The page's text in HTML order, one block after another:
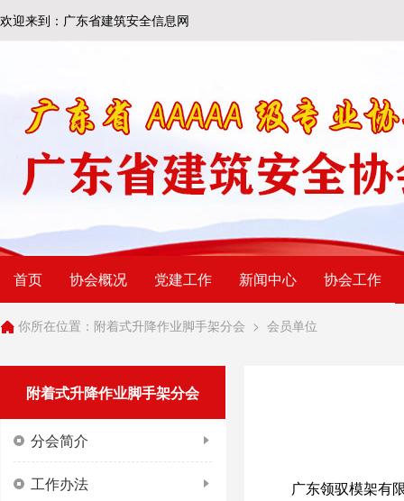
欢迎来到：广东省建筑安全信息网
首页 协会概况 党建工作 新闻中心 协会工作
你所在位置： 附着式升降作业脚手架分会 > 会员单位
附着式升降作业脚手架分会
分会简介
工作办法 广东领驭模架有